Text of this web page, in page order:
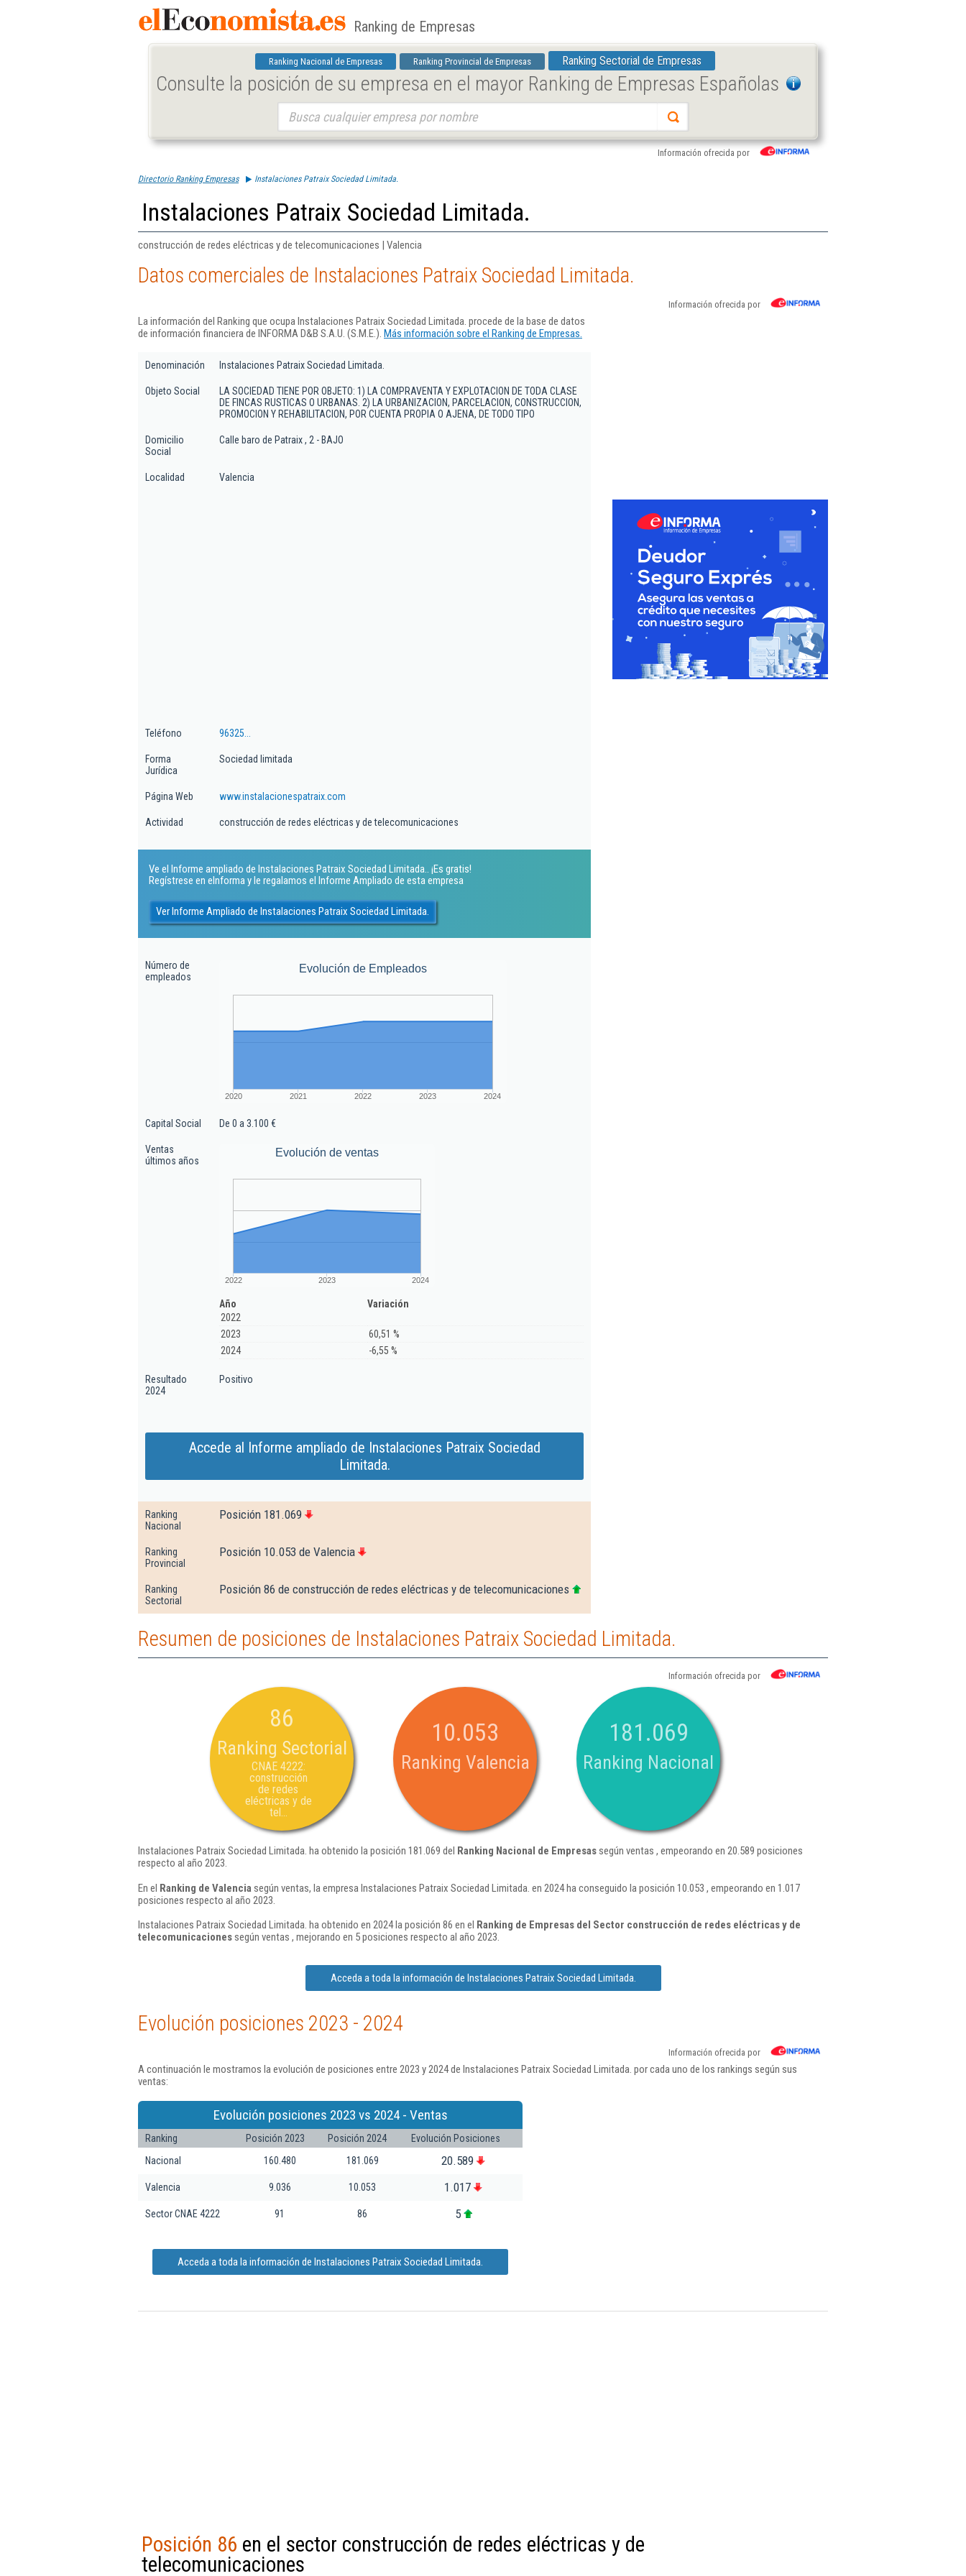
Ranking de Empresas
Ranking Nacional de Empresas Ranking Provincial de Empresas Ranking Sectorial de Empresas
Consulte la posición de su empresa en el mayor Ranking de Empresas Españolas
Información ofrecida por
Directorio Ranking Empresas Instalaciones Patraix Sociedad Limitada.
Instalaciones Patraix Sociedad Limitada.
construcción de redes eléctricas y de telecomunicaciones | Valencia
Datos comerciales de Instalaciones Patraix Sociedad Limitada.
Información ofrecida por
La información del Ranking que ocupa Instalaciones Patraix Sociedad Limitada. procede de la base de datos
de información financiera de INFORMA D&B S.A.U. (S.M.E.). Más información sobre el Ranking de Empresas.
Denominación Instalaciones Patraix Sociedad Limitada.
Objeto Social
LA SOCIEDAD TIENE POR OBJETO: 1) LA COMPRAVENTA Y EXPLOTACION DE TODA CLASE
DE FINCAS RUSTICAS O URBANAS. 2) LA URBANIZACION, PARCELACION, CONSTRUCCION,
PROMOCION Y REHABILITACION, POR CUENTA PROPIA O AJENA, DE TODO TIPO
Domicilio
Social
Calle baro de Patraix , 2 - BAJO
Localidad Valencia
Teléfono 96325...
Forma
Jurídica
Sociedad limitada
Página Web www.instalacionespatraix.com
Actividad construcción de redes eléctricas y de telecomunicaciones
Ve el Informe ampliado de Instalaciones Patraix Sociedad Limitada.. ¡Es gratis!
Regístrese en eInforma y le regalamos el Informe Ampliado de esta empresa
Ver Informe Ampliado de Instalaciones Patraix Sociedad Limitada.
Número de
empleados
Evolución de Empleados
2020 2021 2022 2023 2024
Capital Social De 0 a 3.100 €
Ventas
últimos años
Evolución de ventas
2022 2023 2024
Año
Variación
2022
2023
60,51 %
2024
-6,55 %
Resultado
2024
Positivo
Accede al Informe ampliado de Instalaciones Patraix Sociedad
Limitada.
Ranking
Nacional
Posición 181.069
Ranking
Provincial
Posición 10.053 de Valencia
Ranking
Sectorial
Posición 86 de construcción de redes eléctricas y de telecomunicaciones
Resumen de posiciones de Instalaciones Patraix Sociedad Limitada.
Información ofrecida por
86
Ranking Sectorial
CNAE 4222:
construcción
de redes
eléctricas y de
tel...
10.053
Ranking Valencia
181.069
Ranking Nacional
Instalaciones Patraix Sociedad Limitada. ha obtenido la posición 181.069 del Ranking Nacional de Empresassegún ventas , empeorando en 20.589 posiciones
respecto al año 2023.
En el Ranking de Valencia según ventas, la empresa Instalaciones Patraix Sociedad Limitada. en 2024 ha conseguido la posición 10.053 , empeorando en 1.017
posiciones respecto al año 2023.
Instalaciones Patraix Sociedad Limitada. ha obtenido en 2024 la posición 86 en el Ranking de Empresas del Sector construcción de redes eléctricas y de
telecomunicacionessegún ventas , mejorando en 5 posiciones respecto al año 2023.
Acceda a toda la información de Instalaciones Patraix Sociedad Limitada.
Evolución posiciones 2023 - 2024
Información ofrecida por
A continuación le mostramos la evolución de posiciones entre 2023 y 2024 de Instalaciones Patraix Sociedad Limitada. por cada uno de los rankings según sus
ventas:
Evolución posiciones 2023 vs 2024 - Ventas
Ranking Posición 2023 Posición 2024
Evolución Posiciones
Nacional
160.480 181.069 20.589
Valencia 9.036 10.053 1.017
Sector CNAE 4222 91 86 5
Acceda a toda la información de Instalaciones Patraix Sociedad Limitada.
Posición 86 en el sector construcción de redes eléctricas y de
telecomunicaciones